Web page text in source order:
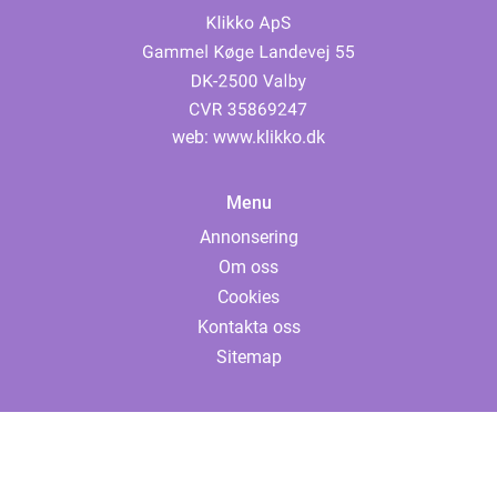
web: www.klikko.dk
Menu
Annonsering
Om oss
Cookies
Kontakta oss
Sitemap